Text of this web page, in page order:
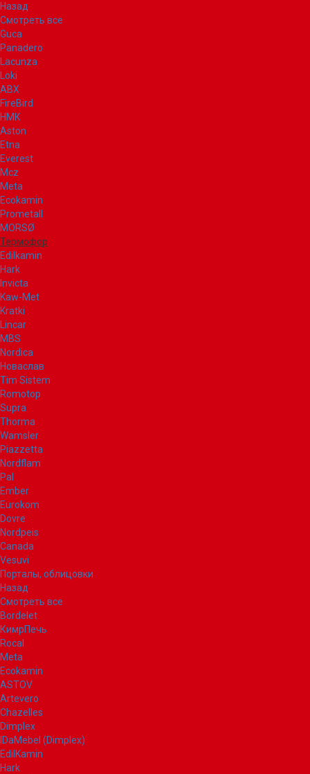
Назад
Смотреть все
Guca
Panadero
Lacunza
Loki
ABX
FireBird
НМК
Aston
Etna
Everest
Mcz
Meta
Ecokamin
Prometall
MORSØ
Термофор
Edilkamin
Hark
Invicta
Kaw-Met
Kratki
Lincar
MBS
Nordica
Новаслав
Tim Sistem
Romotop
Supra
Thorma
Wamsler
Piazzetta
Nordflam
Pal
Ember
Eurokom
Dovre
Nordpeis
Canada
Vesuvi
Порталы, облицовки
Назад
Смотреть все
Bordelet
КимрПечь
Rocal
Meta
Ecokamin
ASTOV
Artevero
Chazelles
Dimplex
IDaMebel (Dimplex)
EdilKamin
Hark